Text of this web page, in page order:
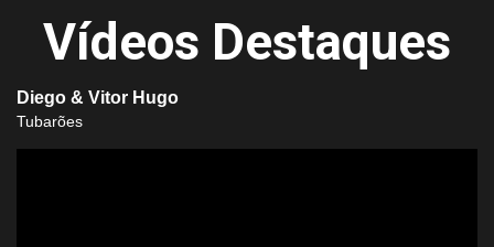
Vídeos Destaques
Diego & Vitor Hugo
Tubarões